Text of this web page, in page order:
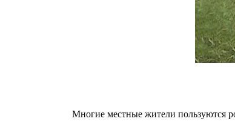
Многие местные жители пользуются